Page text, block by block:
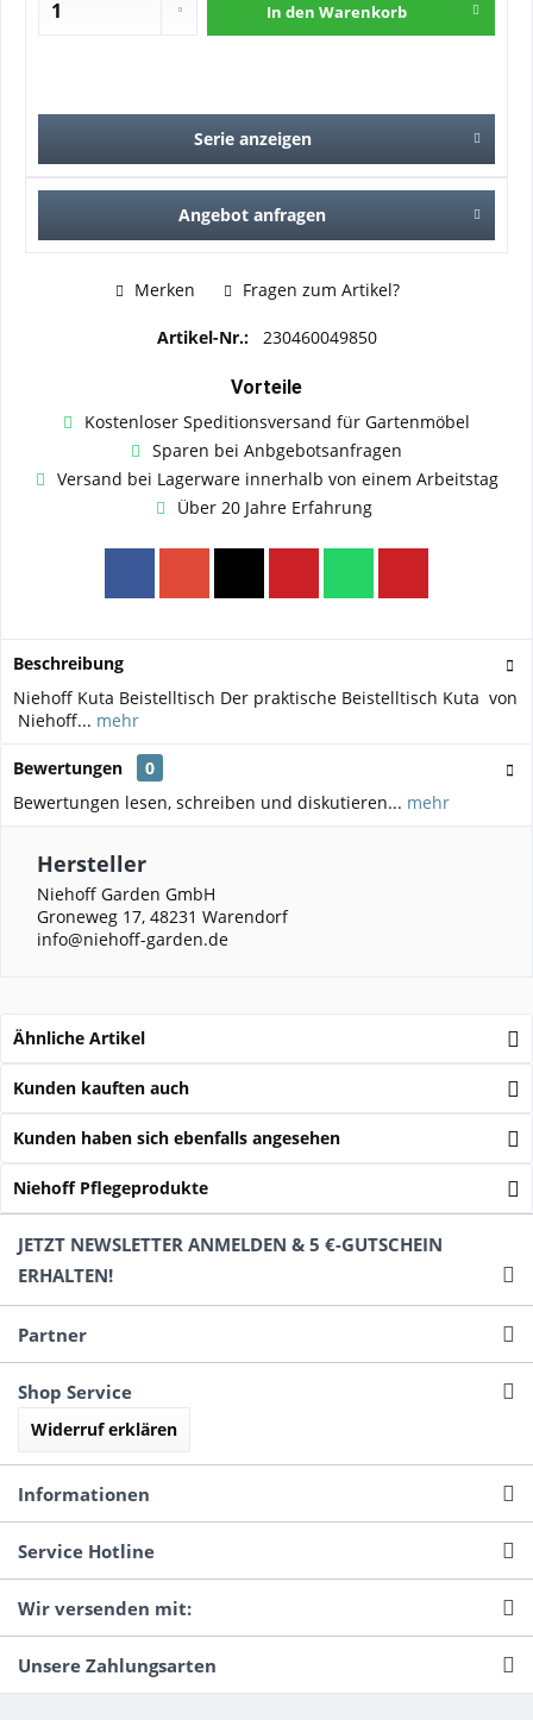
In den Warenkorb
Serie anzeigen
Angebot anfragen
Merken Fragen zum Artikel?
Artikel-Nr.: 230460049850
Vorteile
Kostenloser Speditionsversand für Gartenmöbel
Sparen bei Anbgebotsanfragen
Versand bei Lagerware innerhalb von einem Arbeitstag
Über 20 Jahre Erfahrung
Beschreibung
Niehoff Kuta Beistelltisch Der praktische Beistelltisch Kuta von
Niehoff... mehr
Bewertungen
0
Bewertungen lesen, schreiben und diskutieren... mehr
Hersteller
Niehoff Garden GmbH
Groneweg 17, 48231 Warendorf
info@niehoff-garden.de
Ähnliche Artikel
Kunden kauften auch
Kunden haben sich ebenfalls angesehen
Niehoff Pflegeprodukte
JETZT NEWSLETTER ANMELDEN & 5 €-GUTSCHEIN
ERHALTEN!
Partner
Shop Service
Widerruf erklären
Informationen
Service Hotline
Wir versenden mit:
Unsere Zahlungsarten